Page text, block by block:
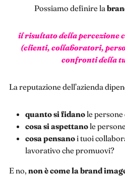
Possiamo definire la
il risultato della percezione
(clienti, collaboratori,
confronti della
La reputazione dell’azienda
quanto si fidanole persone
cosa si aspettanole
cosapensanoi tuoi
lavorativo che promuovi?
E no, non è come la brand